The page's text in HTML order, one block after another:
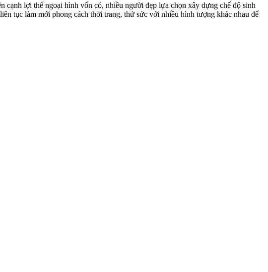
lợi thế ngoại hình vốn có, nhiều người đẹp lựa chọn xây dựng chế độ sinh
tục làm mới phong cách thời trang, thử sức với nhiều hình tượng khác nhau để